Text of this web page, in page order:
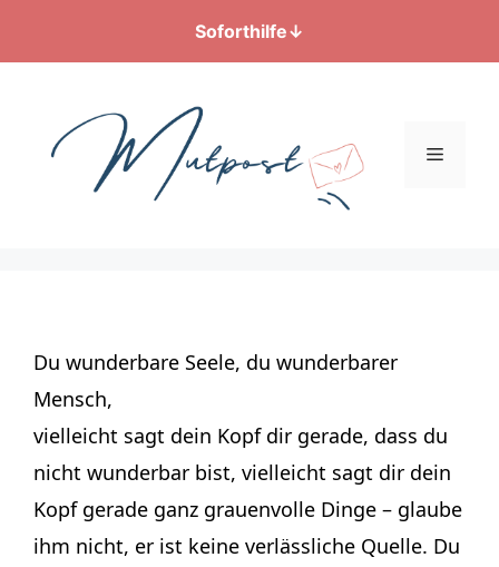
Soforthilfe↓
springen
Menü
Du wunderbare Seele, du wunderbarer
Mensch,
vielleicht sagt dein Kopf dir gerade, dass du
nicht wunderbar bist, vielleicht sagt dir dein
Kopf gerade ganz grauenvolle Dinge – glaube
ihm nicht, er ist keine verlässliche Quelle. Du